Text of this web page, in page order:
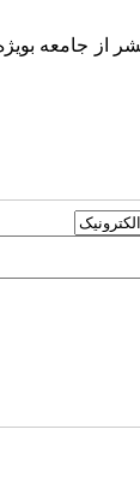
از جامعه